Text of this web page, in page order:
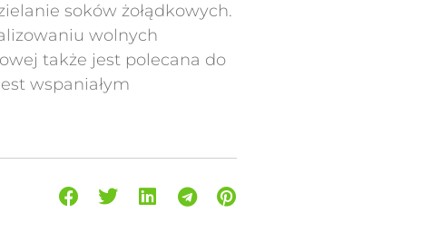
soków żołądkowych.
wolnych
także jest polecana do
wspaniałym